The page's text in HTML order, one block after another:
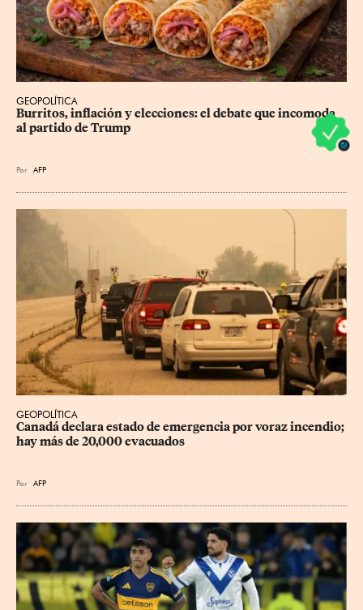
GEOPOLÍTICA
Burritos, inflación y elecciones: el debate que incomoda
al partido de Trump
Por AFP
GEOPOLÍTICA
Canadá declara estado de emergencia por voraz incendio;
hay más de 20,000 evacuados
Por AFP